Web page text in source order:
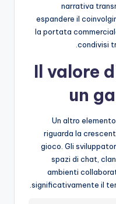
narrativa
espandere il
la portata
condivisi
Il valore
un
Un altro
riguarda la
gioco. Gli
spazi di chat,
ambienti
significativamente il